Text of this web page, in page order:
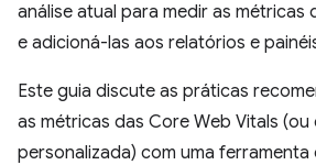
análise atual para medir as métricas
e adicioná-las aos relatórios e
Este guia discute as práticas
as métricas das Core Web Vitals
personalizada) com uma ferramenta